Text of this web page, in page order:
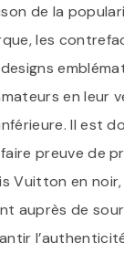
de la
les
en leur
Il est
preuve de
Vuitton en
auprès de